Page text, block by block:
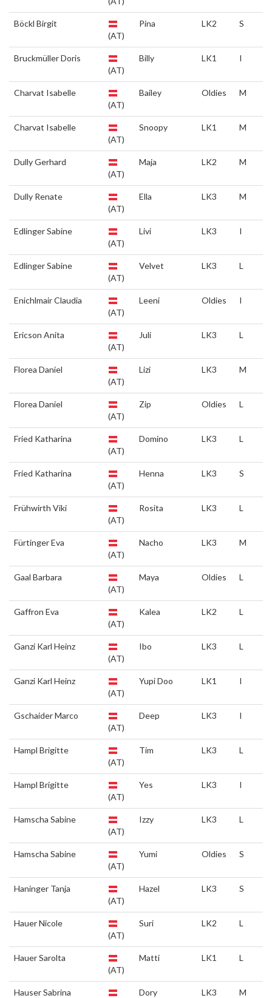
Böckl Birgit
(AT)
Pina LK2 S
Bruckmüller Doris
(AT)
Billy LK1 I
Charvat Isabelle
(AT)
Bailey Oldies M
Charvat Isabelle
(AT)
Snoopy LK1 M
Dully Gerhard
(AT)
Maja LK2 M
Dully Renate
(AT)
Ella LK3 M
Edlinger Sabine
(AT)
Livi LK3 I
Edlinger Sabine
(AT)
Velvet LK3 L
Enichlmair Claudia
(AT)
Leeni Oldies I
Ericson Anita
(AT)
Juli LK3 L
Florea Daniel
(AT)
Lizi LK3 M
Florea Daniel
(AT)
Zip Oldies L
Fried Katharina
(AT)
Domino LK3 L
Fried Katharina
(AT)
Henna LK3 S
Frühwirth Viki
(AT)
Rosita LK3 L
Fürtinger Eva
(AT)
Nacho LK3 M
Gaal Barbara
(AT)
Maya Oldies L
Gaffron Eva
(AT)
Kalea LK2 L
Ganzi Karl Heinz
(AT)
Ibo LK3 L
Ganzi Karl Heinz
(AT)
Yupi Doo LK1 I
Gschaider Marco
(AT)
Deep LK3 I
Hampl Brigitte
(AT)
Tim LK3 L
Hampl Brigitte
(AT)
Yes LK3 I
Hamscha Sabine
(AT)
Izzy LK3 L
Hamscha Sabine
(AT)
Yumi Oldies S
Haninger Tanja
(AT)
Hazel LK3 S
Hauer Nicole
(AT)
Suri LK2 L
Hauer Sarolta
(AT)
Matti LK1 L
Hauser Sabrina
Dory LK3 M